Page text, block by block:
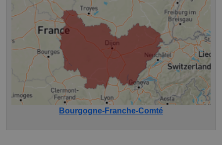
Bourgogne-Franche-Comté